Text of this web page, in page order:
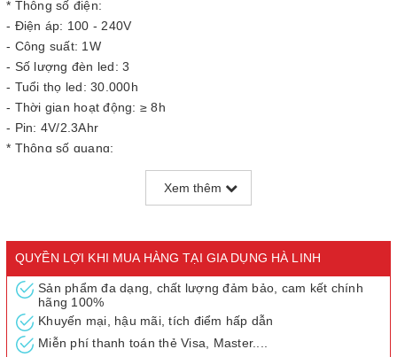
* Thông số điện:
- Điện áp: 100 - 240V
- Công suất: 1W
- Số lượng đèn led: 3
- Tuổi thọ led: 30.000h
- Thời gian hoạt động: ≥ 8h
- Pin: 4V/2.3Ahr
* Thông số quang:
- Hiệu suất sáng: ≥ 70Lm/W
- Tuổi thọ: 30.000h
- Kích thước hộp: 115 × 115 × 255mm
- Trọng lượng tịnh: 500g
- Kích thước sản phẩm:
Xem thêm
QUYỀN LỢI KHI MUA HÀNG TẠI GIA DỤNG HÀ LINH
Sản phẩm đa dạng, chất lượng đảm bảo, cam kết chính
hãng 100%
Khuyến mại, hậu mãi, tích điểm hấp dẫn
Miễn phí thanh toán thẻ Visa, Master....